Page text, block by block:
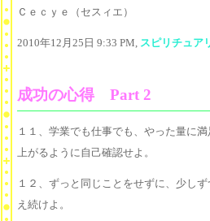
Ｃｅｃｙｅ（セスィエ）
2010年12月25日 9:33 PM, スピリチュア
成功の心得 Part 2
１１、学業でも仕事でも、やった量に
上がるように自己確認せよ。
１２、ずっと同じことをせずに、少し
え続けよ。